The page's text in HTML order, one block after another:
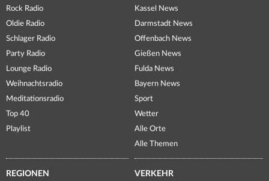
Rock Radio
Oldie Radio
Schlager Radio
Party Radio
Lounge Radio
Weihnachtsradio
Meditationsradio
Top 40
Playlist
Kassel News
Darmstadt News
Offenbach News
Gießen News
Fulda News
Bayern News
Sport
Wetter
Alle Orte
Alle Themen
REGIONEN VERKEHR